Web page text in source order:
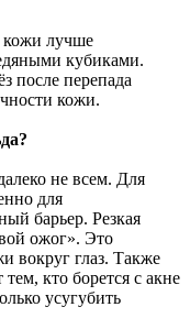
кожи лучше
кубиками.
после перепада
кожи.
не всем. Для
для
барьер. Резкая
ожог». Это
вокруг глаз. Также
кто борется с акне
усугубить